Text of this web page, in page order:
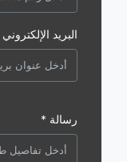
البريد الإلكتروني *
رسالة *